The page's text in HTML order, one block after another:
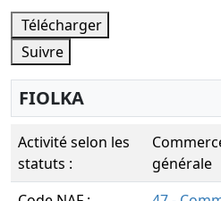
Télécharger
Suivre
FIOLKA
Activité selon les
statuts :
générale